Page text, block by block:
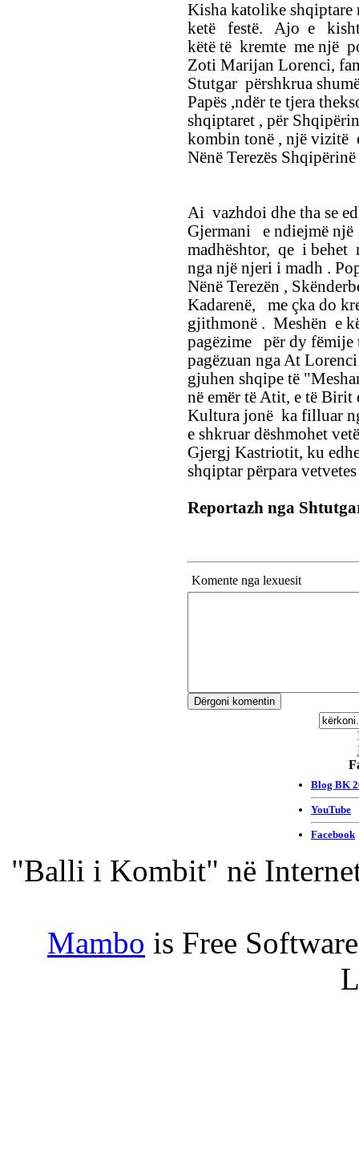
Kisha katolike shqiptare
ketë festë. Ajo e kishte
këtë të kremte me një
Zoti Marijan Lorenci,
Stutgar përshkrua
Papës ,ndër te tjera
shqiptaret , për
kombin tonë , një vizitë
Nënë Terezës
Ai vazhdoi dhe tha se
Gjermani e ndiejmë
madhështor, qe i
nga një njeri i madh .
Nënë Terezën ,
Kadarenë, me çka do
gjithmonë . Meshën e
pagëzime për dy fëmije
pagëzuan nga At
gjuhen shqipe të
në emër të Atit, e të
Kultura jonë ka filluar
e shkruar dëshmohet
Gjergj Kastriotit, ku
shqiptar përpara
Reportazh nga
Komente nga lexuesit
"Balli i Kombit" në
Mambo is Free